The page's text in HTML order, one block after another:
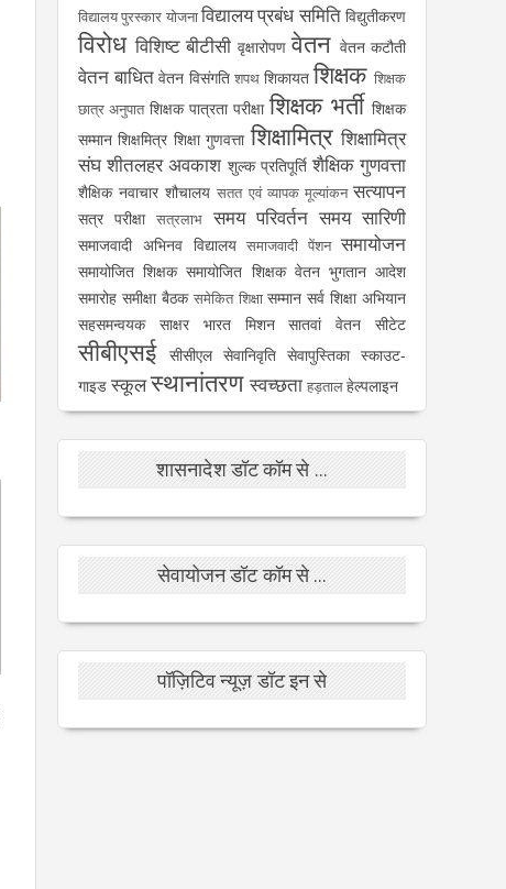
विद्यालय पुरस्कार योजनाविद्यालय प्रबंध समिति विद्युतीकरण
विरोध विशिष्ट बीटीसी वृक्षारोपण वेतन वेतन कटौती
वेतन बाधित वेतन विसंगति शपथ शिकायत शिक्षक शिक्षक
छात्र अनुपात शिक्षक पात्रता परीक्षा शिक्षक भर्ती शिक्षक
सम्मान शिक्षमित्र शिक्षा गुणवत्ता शिक्षामित्र शिक्षामित्र
संघ शीतलहर अवकाश शुल्क प्रतिपूर्ति शैक्षिक गुणवत्ता
शैक्षिक नवाचार शौचालय सतत एवं व्यापक मूल्यांकन सत्यापन
सत्र परीक्षा सत्रलाभ समय परिवर्तन समय सारिणी
समाजवादी अभिनव विद्यालय समाजवादी पेंशन समायोजन
समायोजित शिक्षक समायोजित शिक्षक वेतन भुगतान आदेश
समारोह समीक्षा बैठक समेकित शिक्षा सम्मान सर्व शिक्षा अभियान
सहसमन्वयक
साक्षर भारत मिशन सातवां वेतन सीटेट
सीबीएसई सीसीएल सेवानिवृति सेवापुस्तिका स्काउट-
गाइड स्कूलस्थानांतरण स्वच्छता हड़तालहेल्पलाइन
शासनादेश डॉट कॉम से ...
सेवायोजन डॉट कॉम से ...
पॉज़िटिव न्यूज़ डॉट इन से